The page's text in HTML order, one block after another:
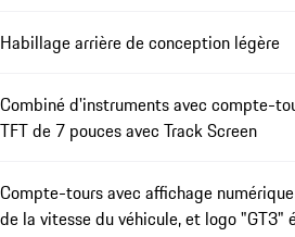
Habillage arrière de conception légère
Combiné d'instruments avec compte-
TFT de 7 pouces avec Track Screen
Compte-tours avec affichage
de la vitesse du véhicule, et logo "GT3"